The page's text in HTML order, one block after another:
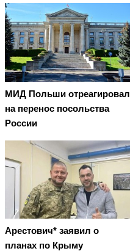
МИД Польши отреагировал
на перенос посольства
России
Арестович* заявил о
планах по Крыму